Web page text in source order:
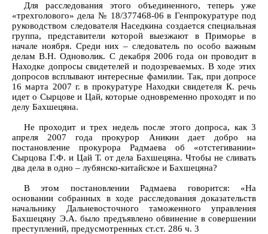
Для расследования этого объединенного, теперь уже
«трехголового» дела № 18/377468-06 в Генпрокуратуре под
руководством следователя Наседкина создается специальная
группа, представители которой выезжают в Приморье в
начале ноября. Среди них – следователь по особо важным
делам В.Н. Одноволик. С декабря 2006 года он проводит в
Находке допросы свидетелей и подозреваемых. В ходе этих
допросов всплывают интересные фамилии. Так, при допросе
16 марта 2007 г. в прокуратуре Находки свидетеля К. речь
идет о Сырцове и Цай, которые одновременно проходят и по
делу Бахшецяна.
Не проходит и трех недель после этого допроса, как 3
апреля 2007 года прокурор Аникин дает добро на
постановление прокурора Радмаева об «отстегивании»
Сырцова Г.Ф. и Цай Т. от дела Бахшецяна. Чтобы не сливать
два дела в одно – лубянско-китайское и Бахшецяна?
В этом постановлении Радмаева говорится: «На
основании собранных в ходе расследования доказательств
начальнику Дальневосточного таможенного управления
Бахшецяну Э.А. было предъявлено обвинение в совершении
преступлений, предусмотренных ст.ст. 286 ч. 3